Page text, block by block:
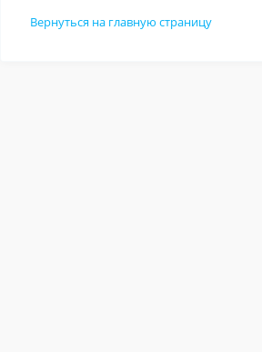
Вернуться на главную страницу